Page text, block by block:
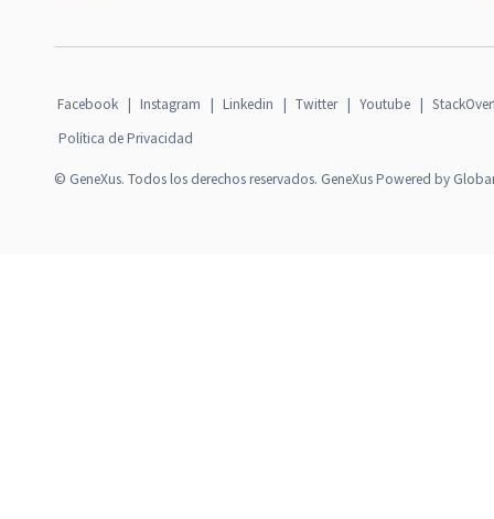
Facebook | Instagram | Linkedin | Twitter | Youtube |
Política de Privacidad
© GeneXus. Todos los derechos reservados. GeneXus Powered by